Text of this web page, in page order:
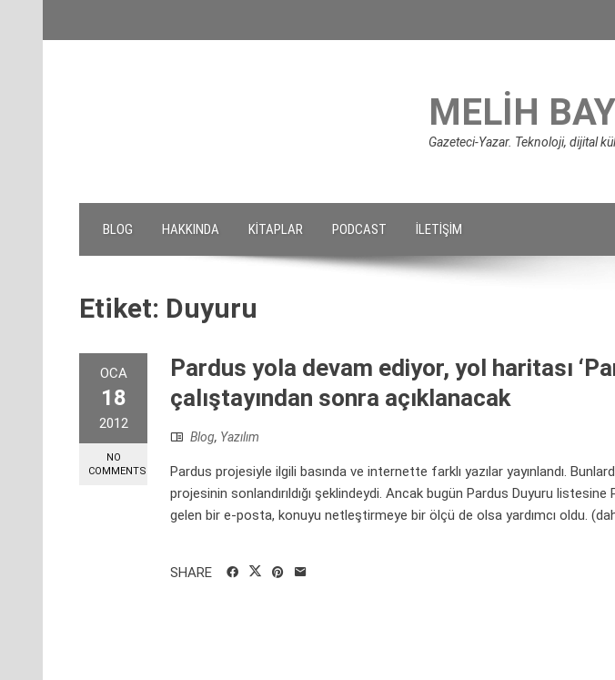
MELIH
Gazeteci-Yazar. Teknoloji, dijital
BLOG HAKKINDA KITAPLAR PODCAST İLETIŞIM
Etiket: Duyuru
OCA
18
2012
NO
COMMENTS
Pardus yola devam ediyor, yol haritası
çalıştayından sonra açıklanacak
Blog, Yazılım
Pardus projesiyle ilgili basında ve internette farklı yazılar yayınlandı.
projesinin sonlandırıldığı şeklindeydi. Ancak bugün Pardus Duyuru listesine
gelen bir e-posta, konuyu netleştirmeye bir ölçü de olsa yardımcı oldu.
SHARE